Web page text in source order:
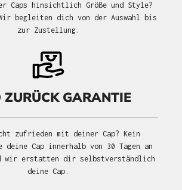
Caps hinsichtlich Größe und Style?
begleiten dich von der Auswahl bis
zur Zustellung.
ZURÜCK GARANTIE
zufrieden mit deiner Cap? Kein
deine Cap innerhalb von 30 Tagen an
wir erstatten dir selbstverständlich
deine Cap.